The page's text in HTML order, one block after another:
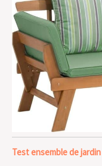
Test ensemble de